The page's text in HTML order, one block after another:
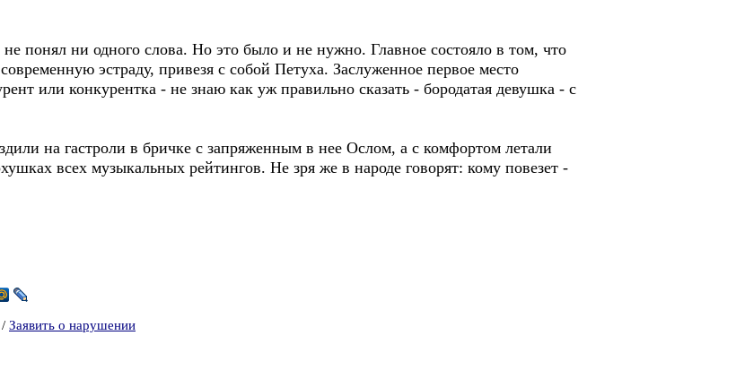
не понял ни одного слова. Но это было и не нужно. Главное состояло в том, что
эстраду, привезя с собой Петуха. Заслуженное первое место
или конкурентка - не знаю как уж правильно сказать - бородатая девушка - с
на гастроли в бричке с запряженным в нее Ослом, а с комфортом летали
всех музыкальных рейтингов. Не зря же в народе говорят: кому повезет -
/ Заявить о нарушении